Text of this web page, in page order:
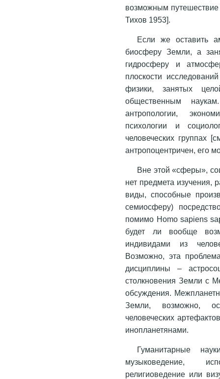
возможным
Тихов 1953].
Если же оставить
биосферу Земли, а
гидросферу и
плоскости
физики, занятых
общественным
антропологии,
психологии и
человеческих группах
антропоцентричен, его
Вне этой «сферы»,
нет предмета изучения,
виды, способные
семиосферу)
помимо Homo sapiens
будет ли вообще
индивидами из
Возможно, эта
дисциплины –
столкновения Земли с
обсуждения.
Земли, возможно,
человеческих
инопланетянами.
Гуманитарные
музыковедение,
религиоведение или